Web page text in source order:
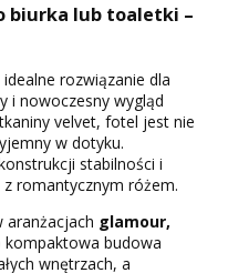
biurka lub toaletki –
rozwiązanie dla
i nowoczesny wygląd
velvet, fotel jest nie
w dotyku.
stabilności i
z romantycznym różem.
aranżacjach glamour,
kompaktowa budowa
wnętrzach, a